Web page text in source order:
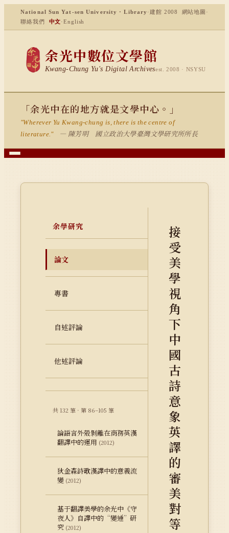
National Sun Yat-sen University · Library ·建館 2008 網站地圖 ·
聯絡我們
中文·English
余光中數位文學館
Kwang-Chung Yu's Digital Archivesest. 2008 · NSYSU
「余光中在的地方就是文學中心。」
"Wherever Yu Kwang-chung is, there is the centre of
literature."
— 陳芳明 國立政治大學臺灣文學研究所所長
余學研究
論文
專書
自述評論
他述評論
共 132 筆 · 第 86–105 筆
論語言外殼剝離在商務英漢
翻譯中的運用 (2012)
狄金森詩歌漢譯中的意義流
變 (2012)
基于翻譯美學的余光中《守
夜人》自譯中的“變通”研
究 (2012)
接
受
美
學
視
角
下
中
國
古
詩
意
象
英
譯
的
審
美
對
等